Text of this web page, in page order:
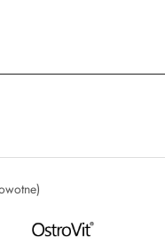
NAZWA
PRODUCENTA: